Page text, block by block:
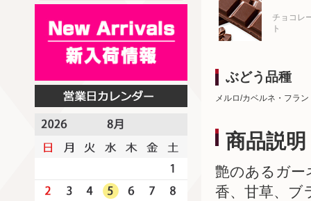
チョコレ
ト
ぶどう品種
メルロ/カベルネ・フラン
商品説明
艶のあるガー
香、甘草、ブ